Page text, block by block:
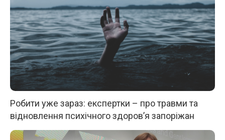
Робити уже зараз: експертки – про травми та
відновлення психічного здоров’я запоріжан